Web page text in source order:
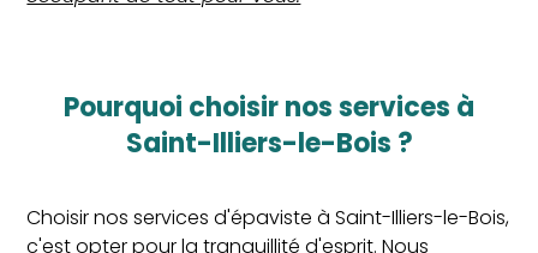
pourquoi choisir nos services à
Saint-Illiers-le-Bois ?
Choisir nos services d'épaviste à Saint-Illiers-le-Bois,
c'est opter pour la tranquillité d'esprit. Nous